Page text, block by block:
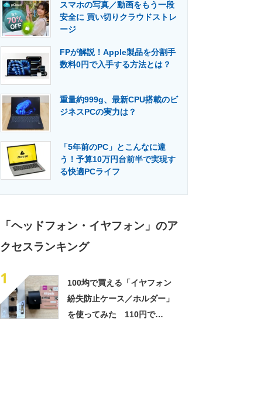
スマホの写真／動画をもう一段
安全に 買い切りクラウドストレ
ージ
FPが解説！Apple製品を分割手
数料0円で入手する方法とは？
重量約999g、最新CPU搭載のビ
ジネスPCの実力は？
「5年前のPC」とこんなに違
う！予算10万円台前半で実現す
る快適PCライフ
「ヘッドフォン・イヤフォン」のア
クセスランキング
1
100均で買える「イヤフォン
紛失防止ケース／ホルダー」
を使ってみた 110円で